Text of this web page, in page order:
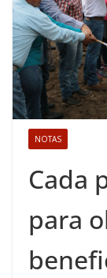
NOTAS
Cada
para